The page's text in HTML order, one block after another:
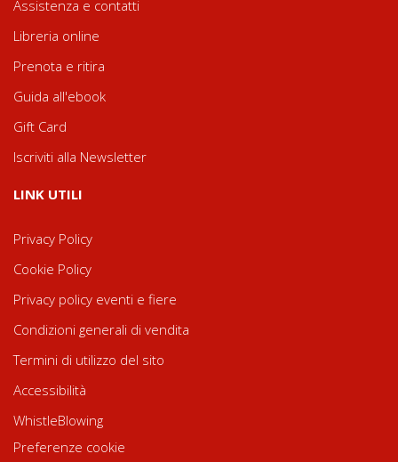
Assistenza e contatti
Libreria online
Prenota e ritira
Guida all'ebook
Gift Card
Iscriviti alla Newsletter
LINK UTILI
Privacy Policy
Cookie Policy
Privacy policy eventi e fiere
Condizioni generali di vendita
Termini di utilizzo del sito
Accessibilità
WhistleBlowing
Preferenze cookie